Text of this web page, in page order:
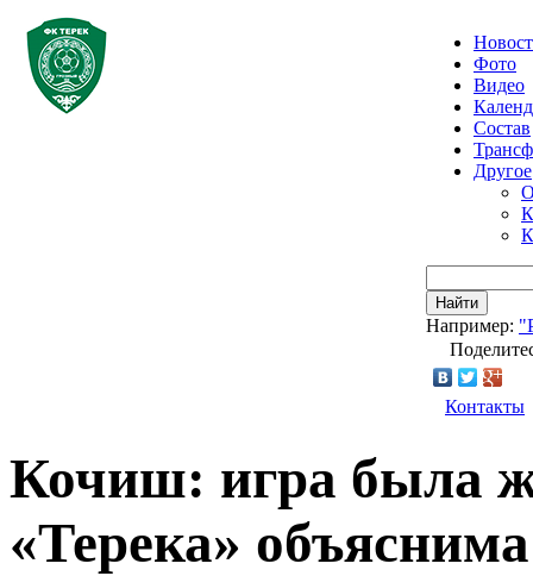
Фото
Видео
Состав
Другое
Найти
Например:
Контакты
Кочиш: игра была
«Терека» объяснима